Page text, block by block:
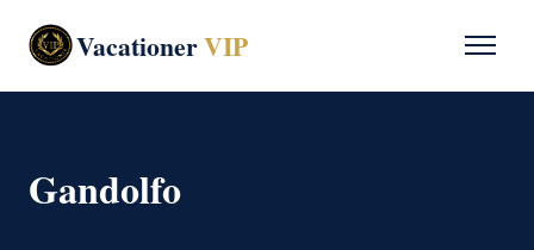
VacationerVIP
Gandolfo